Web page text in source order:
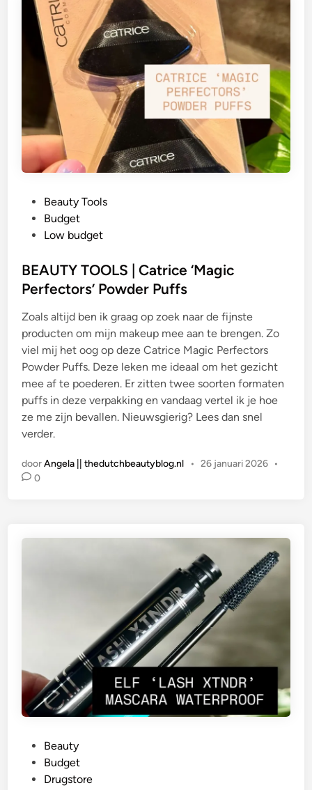
a
a
s
t
i
n
Beauty Tools
Budget
Low budget
BEAUTY TOOLS | Catrice ‘Magic
Perfectors’ Powder Puffs
Zoals altijd ben ik graag op zoek naar de fijnste
producten om mijn makeup mee aan te brengen. Zo
viel mij het oog op deze Catrice Magic Perfectors
Powder Puffs. Deze leken me ideaal om het gezicht
mee af te poederen. Er zitten twee soorten formaten
puffs in deze verpakking en vandaag vertel ik je hoe
ze me zijn bevallen. Nieuwsgierig? Lees dan snel
verder.
doorAngela || thedutchbeautyblog.nl • 26 januari 2026 •
0
Beauty
Budget
Drugstore